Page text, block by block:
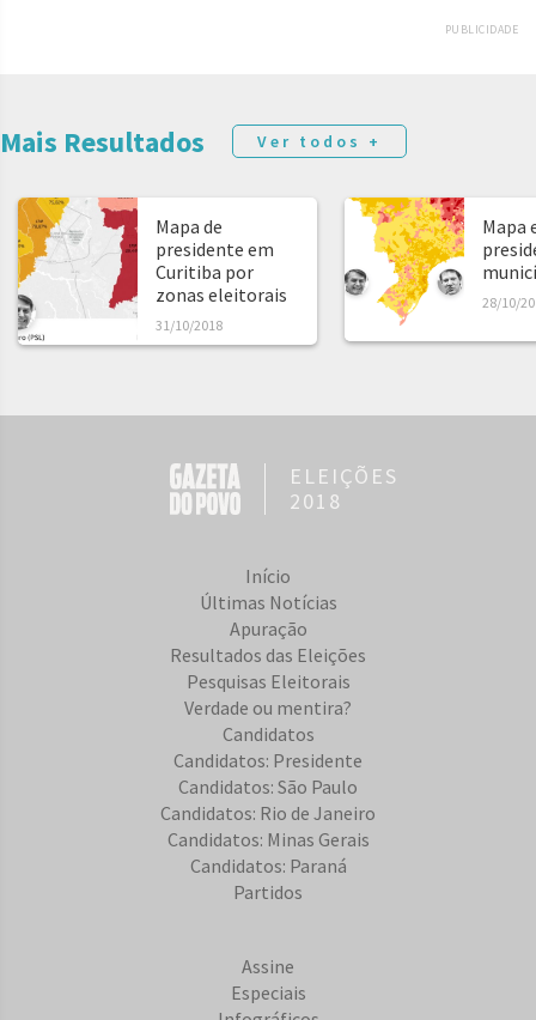
PUBLICIDADE
Mais Resultados Ver todos +
Mapa de
presidente em
Curitiba por
zonas eleitorais
31/10/2018
Mapa
28/10/
ELEIÇÕES
2018
Início
Últimas Notícias
Apuração
Resultados das Eleições
Pesquisas Eleitorais
Verdade ou mentira?
Candidatos
Candidatos: Presidente
Candidatos: São Paulo
Candidatos: Rio de Janeiro
Candidatos: Minas Gerais
Candidatos: Paraná
Partidos
Assine
Especiais